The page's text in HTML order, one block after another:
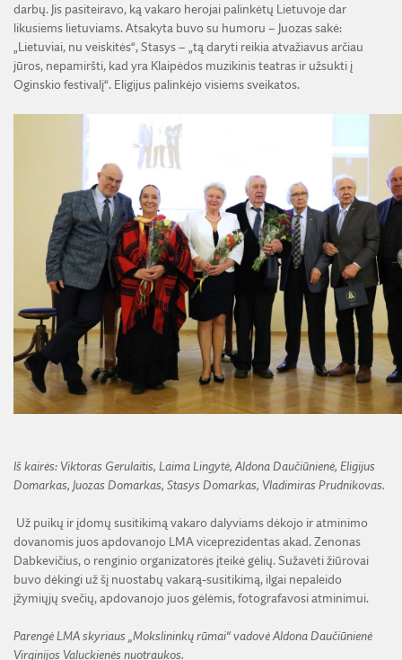
darbų. Jis pasiteiravo, ką vakaro herojai palinkėtų Lietuvoje dar
likusiems lietuviams. Atsakyta buvo su humoru – Juozas sakė:
„Lietuviai, nu veiskitės“, Stasys – „tą daryti reikia atvažiavus arčiau
jūros, nepamiršti, kad yra Klaipėdos muzikinis teatras ir užsukti į
Oginskio festivalį“. Eligijus palinkėjo visiems sveikatos.
Iš kairės: Viktoras Gerulaitis, Laima Lingytė, Aldona Daučiūnienė, Eligijus
Domarkas, Juozas Domarkas, Stasys Domarkas, Vladimiras Prudnikovas.
Už puikų ir įdomų susitikimą vakaro dalyviams dėkojo ir atminimo
dovanomis juos apdovanojo LMA viceprezidentas akad. Zenonas
Dabkevičius, o renginio organizatorės įteikė gėlių. Sužavėti žiūrovai
buvo dėkingi už šį nuostabų vakarą-susitikimą, ilgai nepaleido
įžymiųjų svečių, apdovanojo juos gėlėmis, fotografavosi atminimui.
Parengė LMA skyriaus „Mokslininkų rūmai“ vadovė Aldona Daučiūnienė
Virginijos Valuckienės nuotraukos.